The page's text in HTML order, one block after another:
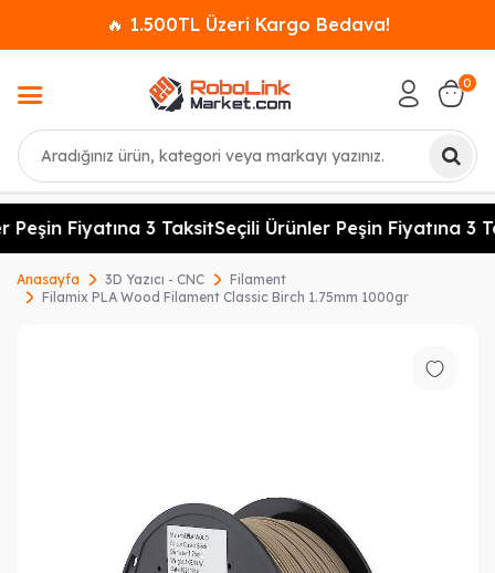
🔥 1.500TL Üzeri Kargo Bedava!
Ara
0
Fiyatına 3 TaksitSeçili Ürünler Peşin Fiyatına 3
Anasayfa 3D Yazıcı - CNC
Filament
Filamix PLA Wood Filament Classic Birch 1.75mm 1000gr